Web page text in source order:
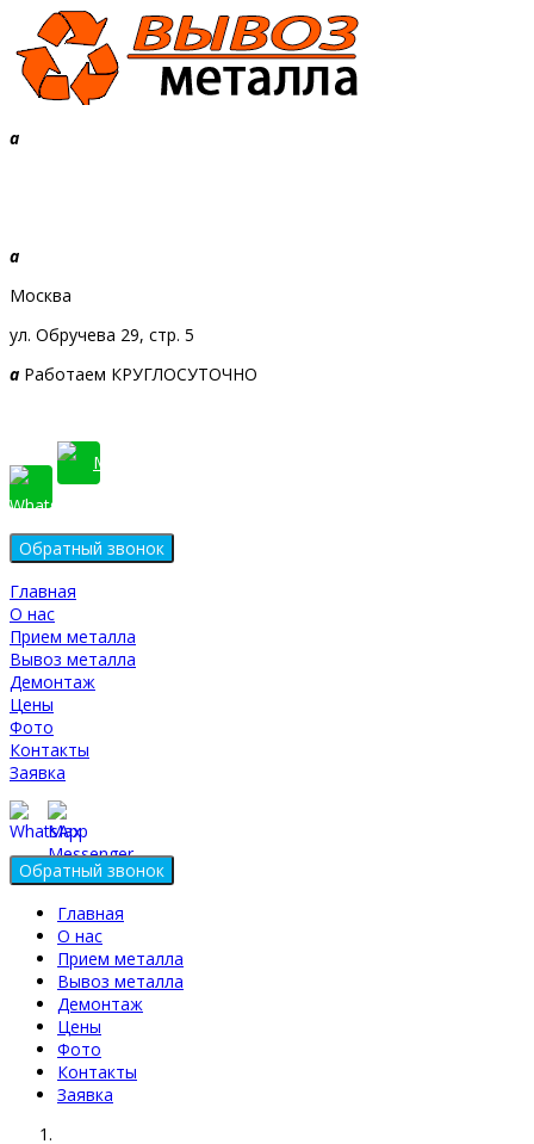
a
a
Москва
ул. Обручева 29, стр. 5
a Работаем КРУГЛОСУТОЧНО
Главная
О нас
Прием металла
Вывоз металла
Демонтаж
Цены
Фото
Контакты
Заявка
Главная
О нас
Прием металла
Вывоз металла
Демонтаж
Цены
Фото
Контакты
Заявка